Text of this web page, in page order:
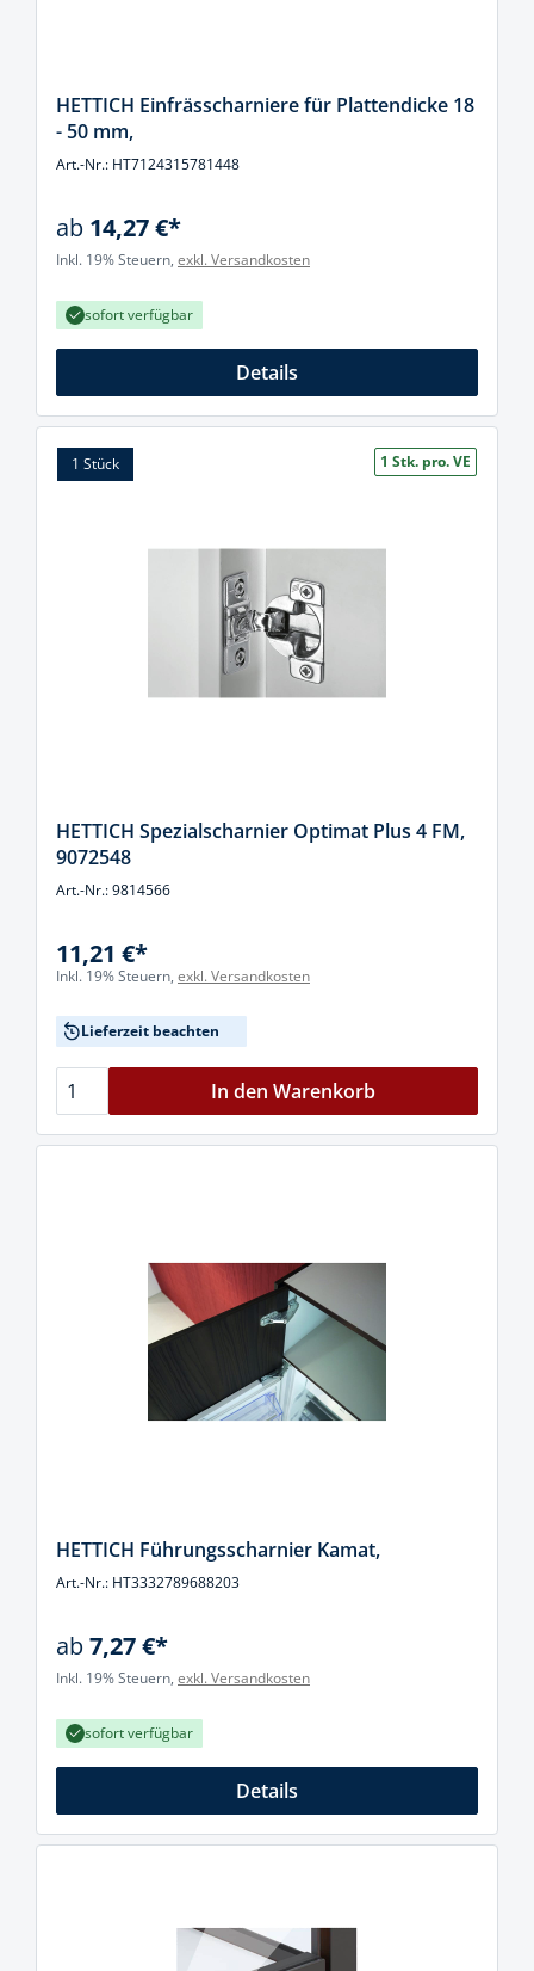
HETTICH Einfrässcharniere für Plattendicke 18
- 50 mm,
Art.-Nr.: HT7124315781448
ab 14,27 €*
Inkl. 19% Steuern, exkl. Versandkosten
sofort verfügbar
Details
1 Stück 1 Stk. pro. VE
HETTICH Spezialscharnier Optimat Plus 4 FM,
9072548
Art.-Nr.: 9814566
11,21 €*
Inkl. 19% Steuern, exkl. Versandkosten
Lieferzeit beachten
In den Warenkorb
HETTICH Führungsscharnier Kamat,
Art.-Nr.: HT3332789688203
ab7,27 €*
Inkl. 19% Steuern, exkl. Versandkosten
sofort verfügbar
Details